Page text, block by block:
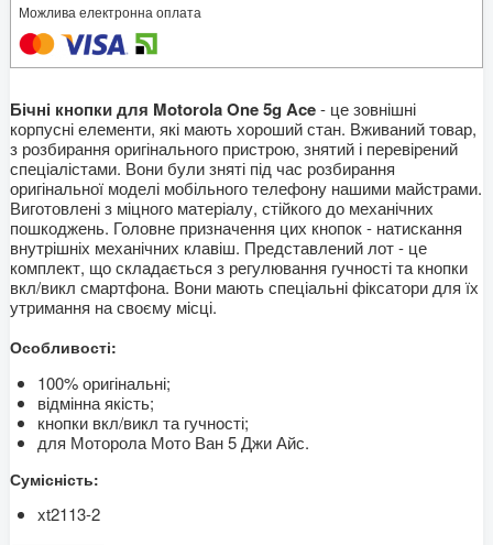
Можлива електронна оплата
Бічні кнопки для Motorola One 5g Ace- це зовнішні
корпусні елементи, які мають хороший стан. Вживаний товар,
з розбирання оригінального пристрою, знятий і перевірений
спеціалістами. Вони були зняті під час розбирання
оригінальної моделі мобільного телефону нашими майстрами.
Виготовлені з міцного матеріалу, стійкого до механічних
пошкоджень. Головне призначення цих кнопок - натискання
внутрішніх механічних клавіш. Представлений лот - це
комплект, що складається з регулювання гучності та кнопки
вкл/викл смартфона. Вони мають спеціальні фіксатори для їх
утримання на своєму місці.
Особливості:
100% оригінальні;
відмінна якість;
кнопки вкл/викл та гучності;
для Моторола Мото Ван 5 Джи Айс.
Сумісність:
xt2113-2